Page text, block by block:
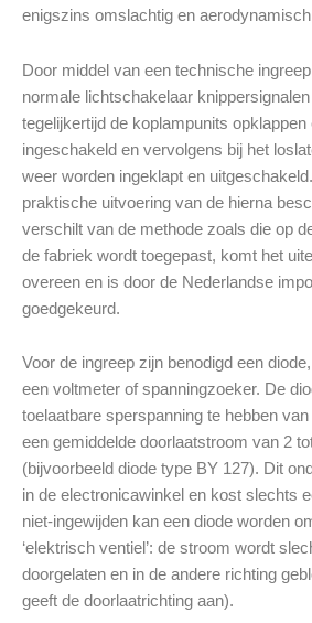
enigszins omslachtig en
Door middel van een technische
normale lichtschakelaar
tegelijkertijd de koplampunits
ingeschakeld en vervolgens bij het
weer worden ingeklapt en
praktische uitvoering van de hierna
verschilt van de methode zoals die op
de fabriek wordt toegepast, komt het
overeen en is door de Nederlandse
goedgekeurd.
Voor de ingreep zijn benodigd een
een voltmeter of spanningzoeker. De
toelaatbare sperspanning te hebben
een gemiddelde doorlaatstroom van 2
(bijvoorbeeld diode type BY 127). Dit
in de electronicawinkel en kost slechts
niet-ingewijden kan een diode worden
‘elektrisch ventiel’: de stroom wordt
doorgelaten en in de andere richting
geeft de doorlaatrichting aan).